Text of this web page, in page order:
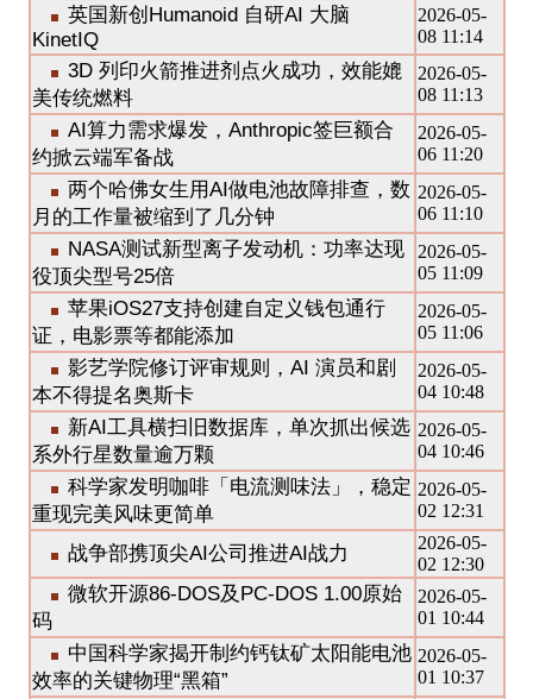
英国新创Humanoid 自研AI 大脑
KinetIQ
2026-05-
08 11:14
3D 列印火箭推进剂点火成功，效能媲
美传统燃料
2026-05-
08 11:13
AI算力需求爆发，Anthropic签巨额合
约掀云端军备战
2026-05-
06 11:20
两个哈佛女生用AI做电池故障排查，数
月的工作量被缩到了几分钟
2026-05-
06 11:10
NASA测试新型离子发动机：功率达现
役顶尖型号25倍
2026-05-
05 11:09
苹果iOS27支持创建自定义钱包通行
证，电影票等都能添加
2026-05-
05 11:06
影艺学院修订评审规则，AI 演员和剧
本不得提名奥斯卡
2026-05-
04 10:48
新AI工具横扫旧数据库，单次抓出候选
系外行星数量逾万颗
2026-05-
04 10:46
科学家发明咖啡「电流测味法」，稳定
重现完美风味更简单
2026-05-
02 12:31
战争部携顶尖AI公司推进AI战力
2026-05-
02 12:30
微软开源86-DOS及PC-DOS 1.00原始
码
2026-05-
01 10:44
中国科学家揭开制约钙钛矿太阳能电池
效率的关键物理“黑箱”
2026-05-
01 10:37